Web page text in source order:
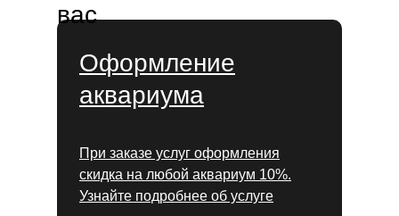
Оформление
аквариума
При заказе услуг оформления
скидка на любой аквариум 10%.
Узнайте подробнее об услуге
вас